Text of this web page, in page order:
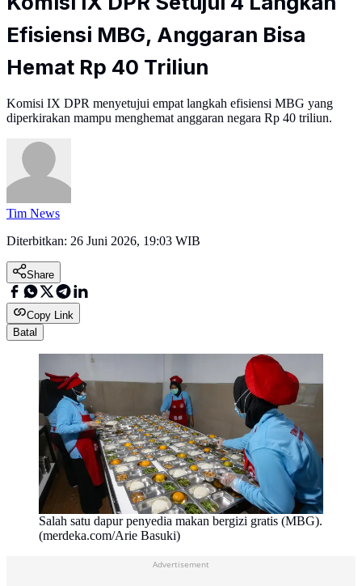
Efisiensi MBG, Anggaran Bisa
Hemat Rp 40 Triliun
Komisi IX DPR menyetujui empat langkah efisiensi MBG yang
diperkirakan mampu menghemat anggaran negara Rp 40 triliun.
Tim News
Diterbitkan: 26 Juni 2026, 19:03 WIB
Share
Copy Link
Batal
Salah satu dapur penyedia makan bergizi gratis (MBG).
(merdeka.com/Arie Basuki)
Advertisement